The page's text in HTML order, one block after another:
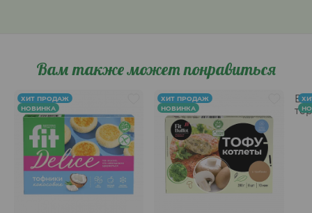
Вам также может понравиться
ХИТ ПРОДАЖ
НОВИНКА
ХИТ ПРОДАЖ
НОВИНКА